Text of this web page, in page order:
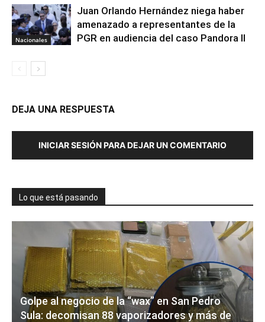
Nacionales
Juan Orlando Hernández niega haber
amenazado a representantes de la
PGR en audiencia del caso Pandora II
DEJA UNA RESPUESTA
INICIAR SESIÓN PARA DEJAR UN COMENTARIO
Lo que está pasando
Golpe al negocio de la “wax” en San Pedro
Sula: decomisan 88 vaporizadores y más de